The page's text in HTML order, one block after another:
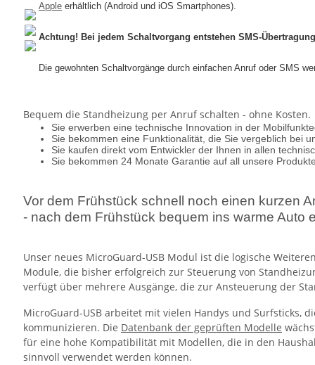
Apple erhältlich (Android und iOS Smartphones).
Achtung! Bei jedem Schaltvorgang entstehen SMS-
Die gewohnten Schaltvorgänge durch einfachen Anruf oder SMS
Bequem die Standheizung per Anruf schalten - ohne Kosten.
Sie erwerben eine technische Innovation in der
Sie bekommen eine Funktionalität, die Sie vergeblich bei
Sie kaufen direkt vom Entwickler der Ihnen in allen
Sie bekommen 24 Monate Garantie auf all unsere
Vor dem Frühstück schnell noch einen kurzen
- nach dem Frühstück bequem ins warme Auto
Unser neues MicroGuard-USB Modul ist die logische
Module, die bisher erfolgreich zur Steuerung von
verfügt über mehrere Ausgänge, die zur Ansteuerung der
MicroGuard-USB arbeitet mit vielen Handys und Surfsticks,
kommunizieren. Die Datenbank der geprüften Modelle
für eine hohe Kompatibilität mit Modellen, die in den
sinnvoll verwendet werden können.